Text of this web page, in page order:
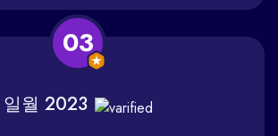
03
일월 2023